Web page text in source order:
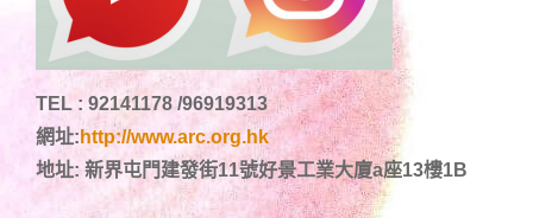
TEL : 92141178 /96919313
網址: http://www.arc.org.hk
地址: 新界屯門建發街11號好景工業大廈a座13樓1B